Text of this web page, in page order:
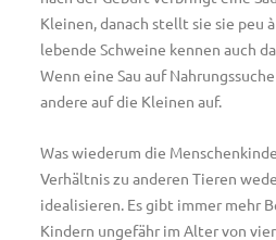
Kleinen, danach stellt sie sie peu
lebende Schweine kennen auch
Wenn eine Sau auf
andere auf die Kleinen auf.
Was wiederum die
Verhältnis zu anderen Tieren
idealisieren. Es gibt immer mehr
Kindern ungefähr im Alter von